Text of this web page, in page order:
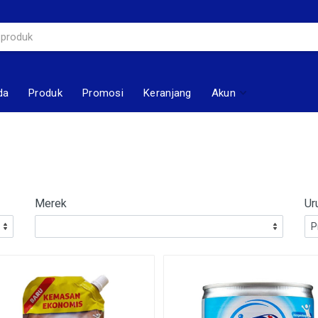
Produk Promosi Keranjang Akun
Merek